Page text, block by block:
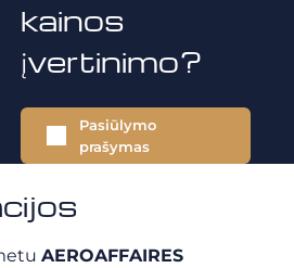
kainos
įvertinimo?
Pasiūlymo
prašymas
AEROAFFAIRES